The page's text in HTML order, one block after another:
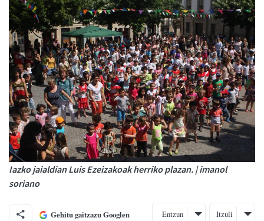
Iazko jaialdian Luis Ezeizakoak herriko plazan. | imanol
soriano
Gehitu gaitzazu Googlen Entzun Itzuli